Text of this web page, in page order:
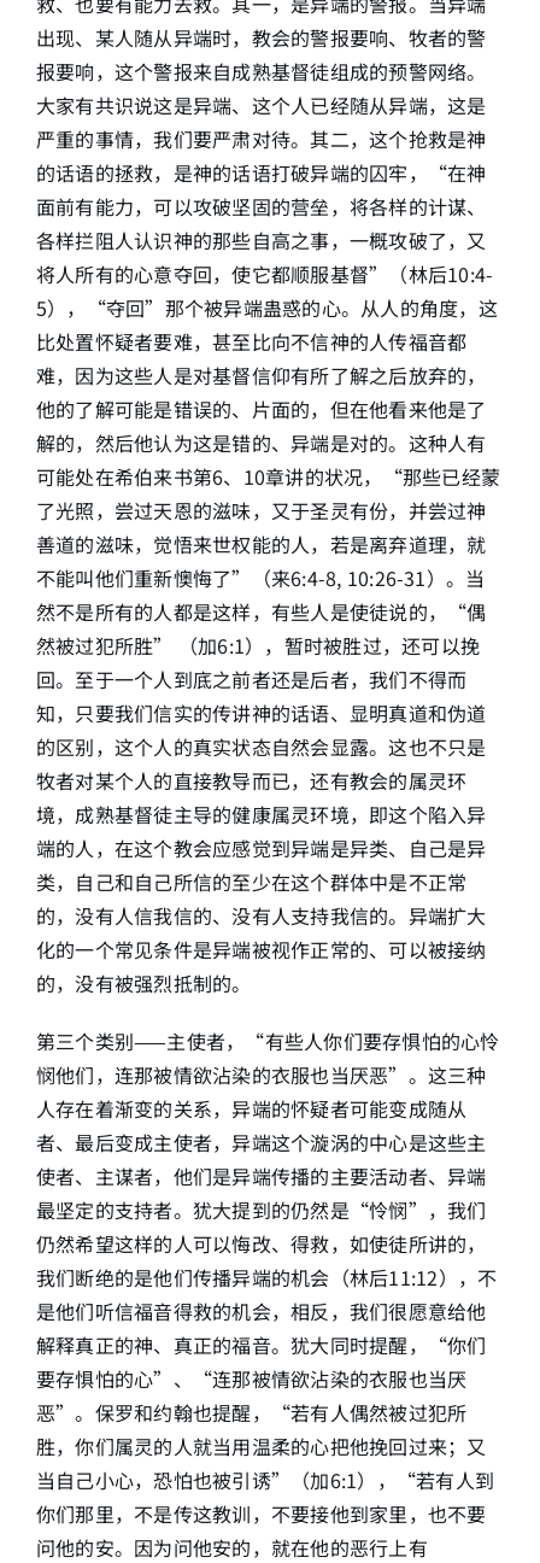
出现、某人随从异端时，教会的警报要响、牧者的警
报要响，这个警报来自成熟基督徒组成的预警网络。
大家有共识说这是异端、这个人已经随从异端，这是
严重的事情，我们要严肃对待。其二，这个抢救是神
的话语的拯救，是神的话语打破异端的囚牢，“在神
面前有能力，可以攻破坚固的营垒，将各样的计谋、
各样拦阻人认识神的那些自高之事，一概攻破了，又
将人所有的心意夺回，使它都顺服基督”（林后10:4-
5），“夺回”那个被异端蛊惑的心。从人的角度，这
比处置怀疑者要难，甚至比向不信神的人传福音都
难，因为这些人是对基督信仰有所了解之后放弃的，
他的了解可能是错误的、片面的，但在他看来他是了
解的，然后他认为这是错的、异端是对的。这种人有
可能处在希伯来书第6、10章讲的状况，“那些已经蒙
了光照，尝过天恩的滋味，又于圣灵有份，并尝过神
善道的滋味，觉悟来世权能的人，若是离弃道理，就
不能叫他们重新懊悔了”（来6:4-8, 10:26-31）。当
然不是所有的人都是这样，有些人是使徒说的，“偶
然被过犯所胜” （加6:1），暂时被胜过，还可以挽
回。至于一个人到底之前者还是后者，我们不得而
知，只要我们信实的传讲神的话语、显明真道和伪道
的区别，这个人的真实状态自然会显露。这也不只是
牧者对某个人的直接教导而已，还有教会的属灵环
境，成熟基督徒主导的健康属灵环境，即这个陷入异
端的人，在这个教会应感觉到异端是异类、自己是异
类，自己和自己所信的至少在这个群体中是不正常
的，没有人信我信的、没有人支持我信的。异端扩大
化的一个常见条件是异端被视作正常的、可以被接纳
的，没有被强烈抵制的。
第三个类别——主使者，“有些人你们要存惧怕的心怜
悯他们，连那被情欲沾染的衣服也当厌恶”。这三种
人存在着渐变的关系，异端的怀疑者可能变成随从
者、最后变成主使者，异端这个漩涡的中心是这些主
使者、主谋者，他们是异端传播的主要活动者、异端
最坚定的支持者。犹大提到的仍然是“怜悯”，我们
仍然希望这样的人可以悔改、得救，如使徒所讲的，
我们断绝的是他们传播异端的机会（林后11:12），不
是他们听信福音得救的机会，相反，我们很愿意给他
解释真正的神、真正的福音。犹大同时提醒，“你们
要存惧怕的心”、“连那被情欲沾染的衣服也当厌
恶”。保罗和约翰也提醒，“若有人偶然被过犯所
胜，你们属灵的人就当用温柔的心把他挽回过来；又
当自己小心，恐怕也被引诱”（加6:1），“若有人到
你们那里，不是传这教训，不要接他到家里，也不要
问他的安。因为问他安的，就在他的恶行上有